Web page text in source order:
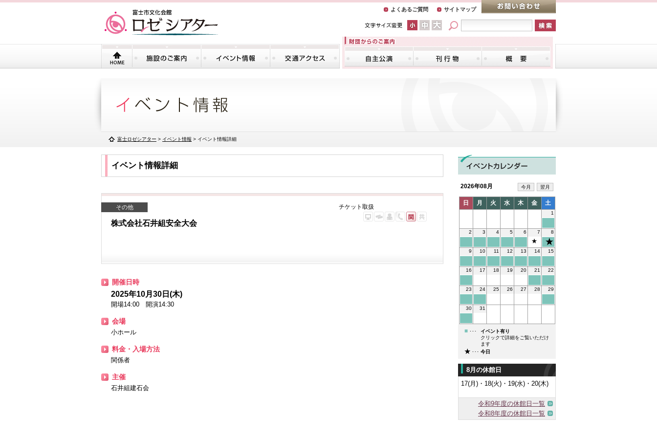
サイトマップ
よくあるご質問
富士ロゼシアター > イベント情報 > イベント情報詳細
イベント情報詳細
その他 チケット取扱
株式会社石井組安全大会
開催日時
2025年10月30日(木)
開場14:00 開演14:30
会場
小ホール
料金・入場方法
関係者
主催
石井組建石会
2026年08月 今月 翌月
日 月 火 水 木 金 土
1
2 3 4 5 6 7
★
8
9 10 11 12 13 14 15
16 17 18 19 20 21 22
23 24 25 26 27 28 29
30 31
■ ･･･
イベント有り
クリックで詳細をご覧いただけ
ます
★ ･･･ 今日
8月の休館日
17(月)・18(火)・19(水)・20(木)
令和9年度の休館日一覧
令和8年度の休館日一覧